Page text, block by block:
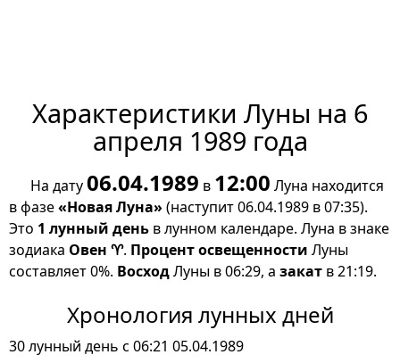
Характеристики Луны на 6
апреля 1989 года
На дату06.04.1989 в 12:00 Луна находится
в фазе«Новая Луна»(наступит 06.04.1989 в 07:35).
Это 1 лунный день в лунном календаре. Луна в знаке
зодиака Овен ♈. Процент освещенности Луны
составляет 0%. ВосходЛуны в 06:29, а закат в 21:19.
Хронология лунных дней
30 лунный день с 06:21 05.04.1989